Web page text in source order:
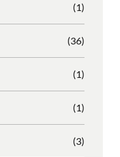
(1)
(36)
(1)
(1)
(3)